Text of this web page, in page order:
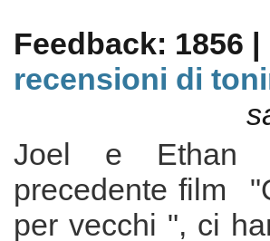
Feedback: 1856 |
recensioni di
Joel e Ethan
precedente film
per vecchi ", ci